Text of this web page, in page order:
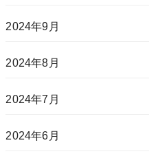
2024年9月
2024年8月
2024年7月
2024年6月